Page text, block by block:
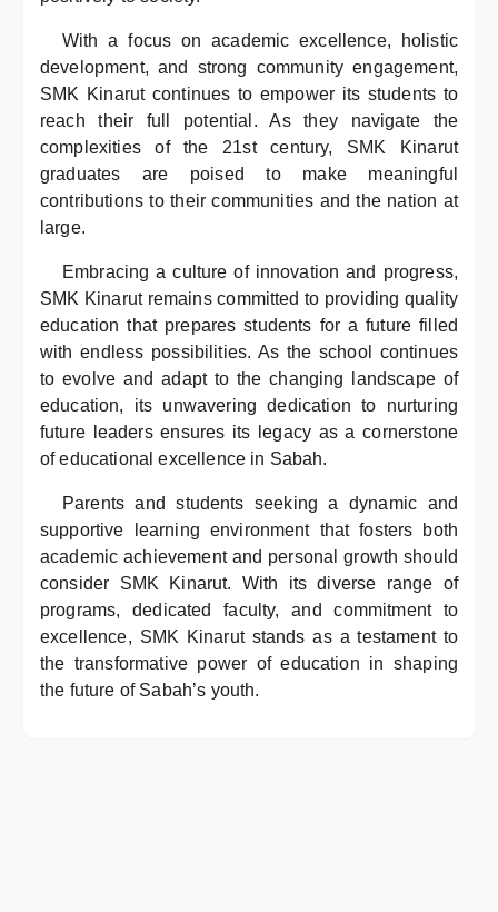
With a focus on academic excellence, holistic
development, and strong community engagement,
SMK Kinarut continues to empower its students to
reach their full potential. As they navigate the
complexities of the 21st century, SMK Kinarut
graduates are poised to make meaningful
contributions to their communities and the nation at
large.
Embracing a culture of innovation and progress,
SMK Kinarut remains committed to providing quality
education that prepares students for a future filled
with endless possibilities. As the school continues
to evolve and adapt to the changing landscape of
education, its unwavering dedication to nurturing
future leaders ensures its legacy as a cornerstone
of educational excellence in Sabah.
Parents and students seeking a dynamic and
supportive learning environment that fosters both
academic achievement and personal growth should
consider SMK Kinarut. With its diverse range of
programs, dedicated faculty, and commitment to
excellence, SMK Kinarut stands as a testament to
the transformative power of education in shaping
the future of Sabah’s youth.